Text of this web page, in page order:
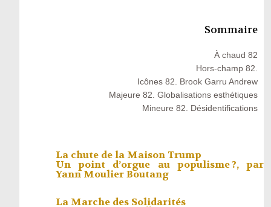
Sommaire
À chaud 82
Hors-champ 82.
Icônes 82. Brook Garru Andrew
Majeure 82. Globalisations esthétiques
Mineure 82. Désidentifications
La chute de la Maison Trump
Un point d’orgue au populisme ?, par
Yann Moulier Boutang
La Marche des Solidarités